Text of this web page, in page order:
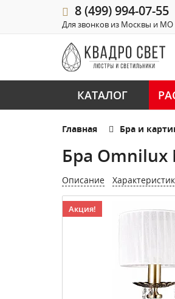
8 (499) 994-07-55
Для звонков из Москвы и МО
КАТАЛОГ
Главная Бра и
Бра Omnilux
Описание
Акция!